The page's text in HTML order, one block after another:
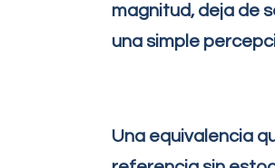
magnitud, deja de
una simple
Una equivalencia